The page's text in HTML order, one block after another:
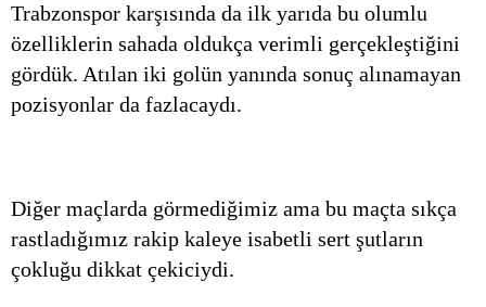
Trabzonspor karşısında da ilk yarıda bu olumlu
özelliklerin sahada oldukça verimli gerçekleştiğini
gördük. Atılan iki golün yanında sonuç alınamayan
pozisyonlar da fazlacaydı.
Diğer maçlarda görmediğimiz ama bu maçta sıkça
rastladığımız rakip kaleye isabetli sert şutların
çokluğu dikkat çekiciydi.